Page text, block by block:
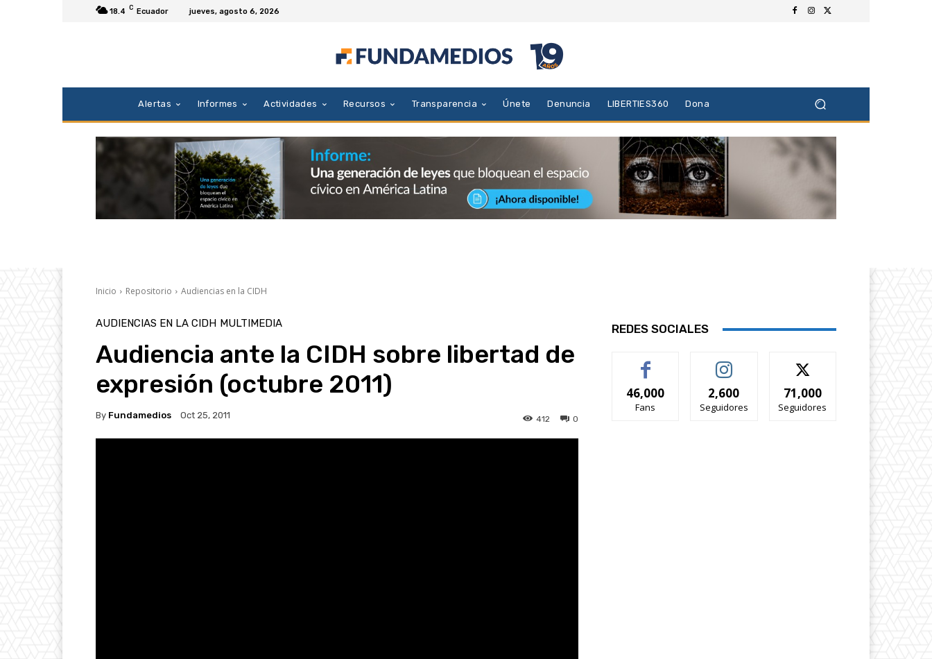
18.4 C Ecuador jueves, agosto 6, 2026
Alertas Informes Actividades Recursos Transparencia Únete Denuncia LIBERTIES360 Dona
Inicio Repositorio Audiencias en la CIDH
AUDIENCIAS EN LA CIDH MULTIMEDIA
Audiencia ante la CIDH sobre libertad de
expresión (octubre 2011)
By Fundamedios Oct 25, 2011 0
412
REDES SOCIALES
46,000
Fans
2,600
Seguidores
71,000
Seguidores